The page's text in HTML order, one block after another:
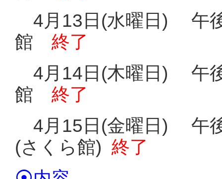
4月13日(水曜日) 午
館 終了
4月14日(木曜日) 午
館 終了
4月15日(金曜日) 午
(さくら館) 終了